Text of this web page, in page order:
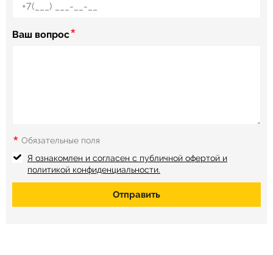
Ваш вопрос*
* Обязательные поля
Я ознакомлен и согласен с публичной офертой и
политикой конфиденциальности.